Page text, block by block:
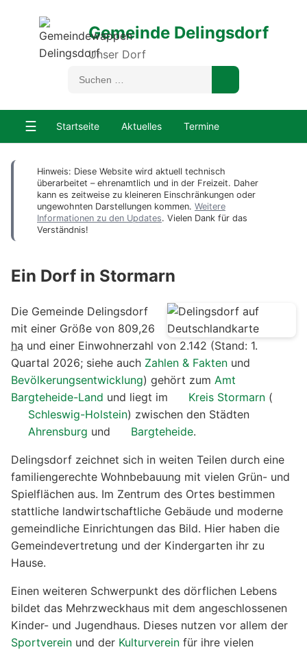
Gemeinde Delingsdorf
Unser Dorf
☰ Startseite Aktuelles Termine
Hinweis: Diese Website wird aktuell technisch
überarbeitet – ehrenamtlich und in der Freizeit. Daher
kann es zeitweise zu kleineren Einschränkungen oder
ungewohnten Darstellungen kommen. Weitere
Informationen zu den Updates. Vielen Dank für das
Verständnis!
Ein Dorf in Stormarn
Die Gemeinde Delingsdorf
mit einer Größe von 809,26
ha und einer Einwohnerzahl von 2.142 (Stand: 1.
Quartal 2026; siehe auch Zahlen & Fakten und
Bevölkerungsentwicklung) gehört zum Amt
Bargteheide-Land und liegt im Kreis Stormarn (
Schleswig-Holstein) zwischen den Städten
Ahrensburg und Bargteheide.
Delingsdorf zeichnet sich in weiten Teilen durch eine
familiengerechte Wohnbebauung mit vielen Grün- und
Spielflächen aus. Im Zentrum des Ortes bestimmen
stattliche landwirtschaftliche Gebäude und moderne
gemeindliche Einrichtungen das Bild. Hier haben die
Gemeindevertretung und der Kindergarten ihr zu
Hause.
Einen weiteren Schwerpunkt des dörflichen Lebens
bildet das Mehrzweckhaus mit dem angeschlossenen
Kinder- und Jugendhaus. Dieses nutzen vor allem der
Sportverein und der Kulturverein für ihre vielen